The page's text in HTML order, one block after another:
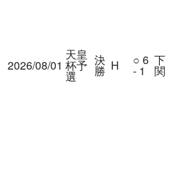
2026/08/01
天皇
杯予
選
決
勝 H ○ 6
- 1
下
関